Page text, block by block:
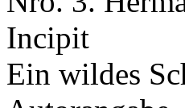
Incipit
Ein wildes